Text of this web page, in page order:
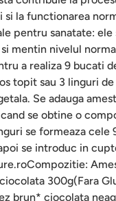
la functionarea
pentru sanatate: ele
mentin nivelul
a realiza 9 bucati
topit sau 3 linguri
Se adauga
se obtine o
se formeaza cele
se introduc in
300g(Fara
brun* ciocolata